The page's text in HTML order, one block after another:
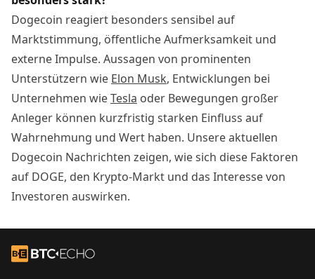
Dogecoin reagiert besonders sensibel auf
Marktstimmung, öffentliche Aufmerksamkeit und
externe Impulse. Aussagen von prominenten
Unterstützern wie Elon Musk, Entwicklungen bei
Unternehmen wieTesla oder Bewegungen großer
Anleger können kurzfristig starken Einfluss auf
Wahrnehmung und Wert haben. Unsere aktuellen
Dogecoin Nachrichten zeigen, wie sich diese Faktoren
auf DOGE, den Krypto-Markt und das Interesse von
Investoren auswirken.
Zur Startseite